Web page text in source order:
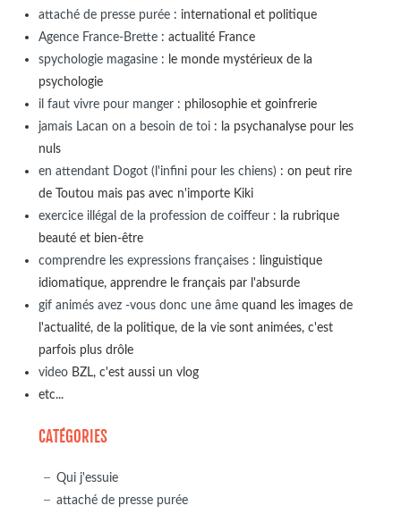
attaché de presse purée: international et politique
Agence France-Brette: actualité France
spychologie magasine: le monde mystérieux de la
psychologie
il faut vivre pour manger: philosophie et goinfrerie
jamais Lacan on a besoin de toi: la psychanalyse pour les
nuls
en attendant Dogot (l'infini pour les chiens): on peut rire
de Toutou mais pas avec n'importe Kiki
exercice illégal de la profession de coiffeur: la rubrique
beauté et bien-être
comprendre les expressions françaises: linguistique
idiomatique, apprendre le français par l'absurde
gif animés avez -vous donc une âmequand les images de
l'actualité, de la politique, de la vie sont animées, c'est
parfois plus drôle
videoBZL, c'est aussi un vlog
etc...
CATÉGORIES
Qui j'essuie
attaché de presse purée